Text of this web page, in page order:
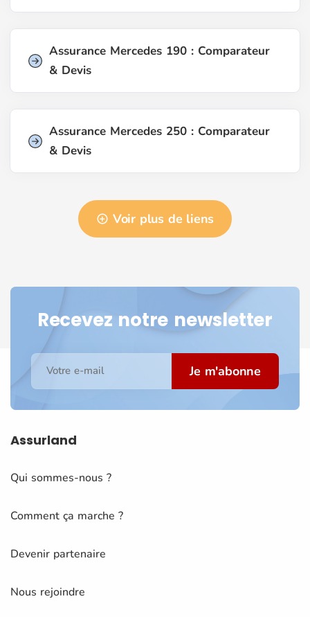
Assurance Mercedes 190 : Comparateur
& Devis
Assurance Mercedes 250 : Comparateur
& Devis
Voir plus de liens
Recevez notre newsletter
Votre e-mail Je m'abonne
Assurland
Qui sommes-nous ?
Comment ça marche ?
Devenir partenaire
Nous rejoindre